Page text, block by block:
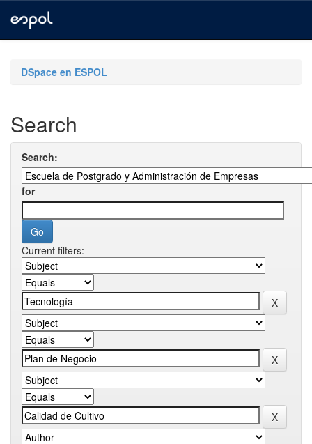
navigationDSpace en ESPOL
Search
Search:
for
Current filters: